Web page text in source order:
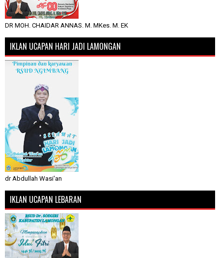
DR MOH. CHAIDAR ANNAS. M. MKes. M. EK
IKLAN UCAPAN HARI JADI LAMONGAN
dr Abdullah Wasi'an
IKLAN UCAPAN LEBARAN